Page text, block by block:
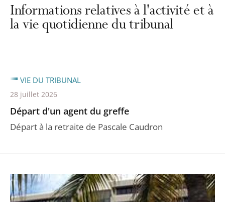
Informations relatives à l'activité et à
la vie quotidienne du tribunal
Départ d'un agent du greffe
Départ à la retraite de Pascale Caudron
VIE DU TRIBUNAL
28 juillet 2026